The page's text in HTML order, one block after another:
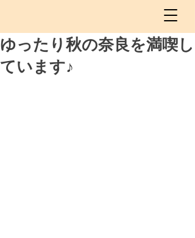
ゆったり秋の奈良を満喫し
ています♪